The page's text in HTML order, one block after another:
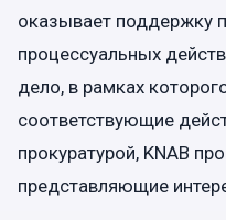
оказывает поддержку
процессуальных
дело, в рамках
соответствующие
прокуратурой, KNAB
представляющие